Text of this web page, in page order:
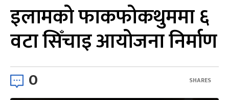
इलामको फाकफोकथुममा ६
वटा सिँचाइ आयोजना निर्माण
0 SHARES